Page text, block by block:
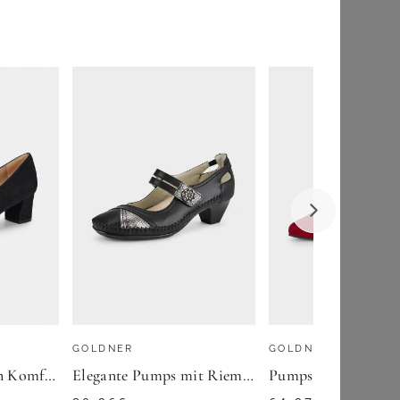
Pumps aus Leder in Komfort-Weite - schwarz - Gr. 37 von Goldner Fashion
GOLDNER
Elegante Pumps mit Riemchen - schwarz - Gr. 37 von Goldner Fashion
GOLDNER